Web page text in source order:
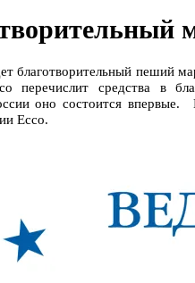
благотворительный пеший
перечислит средства в
оно состоится
Ecco.